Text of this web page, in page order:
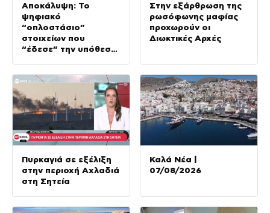
Αποκάλυψη: Το
ψηφιακό
“οπλοστάσιο”
στοιχείων που
“έδεσε” την υπόθεση
Στην εξάρθρωση της
ρωσόφωνης μαφίας
προχωρούν οι
Διωκτικές Αρχές
Πυρκαγιά σε εξέλιξη
στην περιοχή Αχλαδιά
στη Σητεία
Καλά Νέα |
07/08/2026